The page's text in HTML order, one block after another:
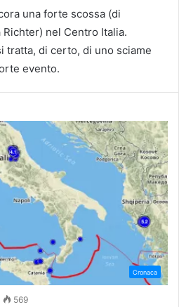
una forte scossa (di
nel Centro Italia.
tratta, di certo, di uno sciame
evento.
Cronaca
569